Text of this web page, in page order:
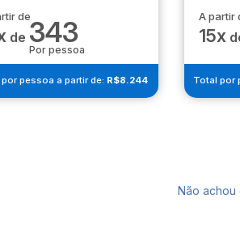
de
de 343
Por pessoa
pessoa a partir de: R$8.244
A partir
15x
Total por
Não achou